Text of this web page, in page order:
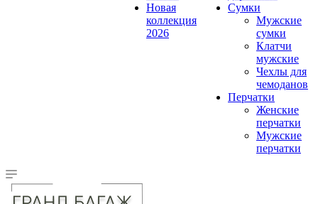
Новая
коллекция
2026
Сумки
Мужские
сумки
Клатчи
мужские
Чехлы для
чемоданов
Перчатки
Женские
перчатки
Мужские
перчатки